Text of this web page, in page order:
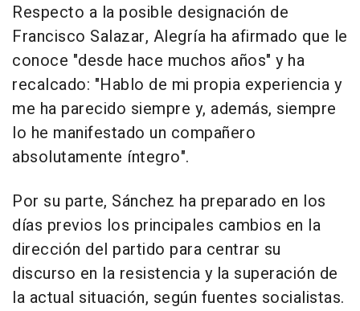
Respecto a la posible designación de
Francisco Salazar, Alegría ha afirmado que le
conoce "desde hace muchos años" y ha
recalcado: "Hablo de mi propia experiencia y
me ha parecido siempre y, además, siempre
lo he manifestado un compañero
absolutamente íntegro".
Por su parte, Sánchez ha preparado en los
días previos los principales cambios en la
dirección del partido para centrar su
discurso en la resistencia y la superación de
la actual situación, según fuentes socialistas.